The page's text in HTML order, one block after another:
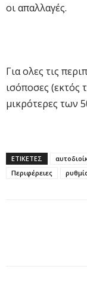
οι απαλλαγές.
Για ολες τις
ισόποσες (εκτός
μικρότερες των
ΕΤΙΚΕΤΕΣ
Περιφέρειες